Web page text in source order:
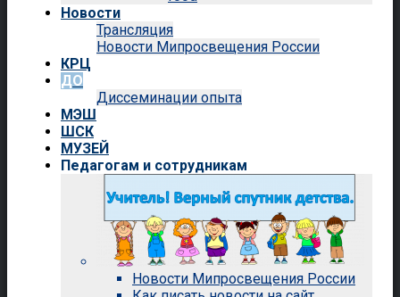
Новости
Трансляция
Новости Мипросвещения России
КРЦ
ДО
Диссеминации опыта
МЭШ
ШСК
МУЗЕЙ
Педагогам и сотрудникам
Новости Мипросвещения России